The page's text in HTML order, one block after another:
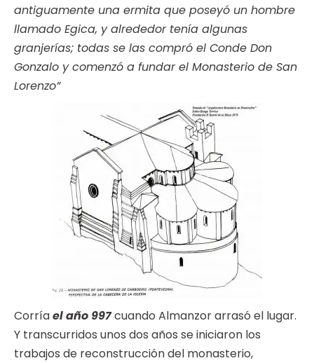
antiguamente una ermita que poseyó un hombre
llamado Egica, y alrededor tenía algunas
granjerías; todas se las compró el Conde Don
Gonzalo y comenzó a fundar el Monasterio de San
Lorenzo”
Corríael año 997cuando Almanzor arrasó el lugar.
Y transcurridos unos dos años se iniciaron los
trabajos de reconstrucción del monasterio,